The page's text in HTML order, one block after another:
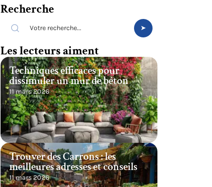
Recherche
Les lecteurs aiment
Techniques efficaces pour
dissimuler un mur de béton
11 mars 2026
Trouver des Carrons : les
meilleures adresses et conseils
11 mars 2026